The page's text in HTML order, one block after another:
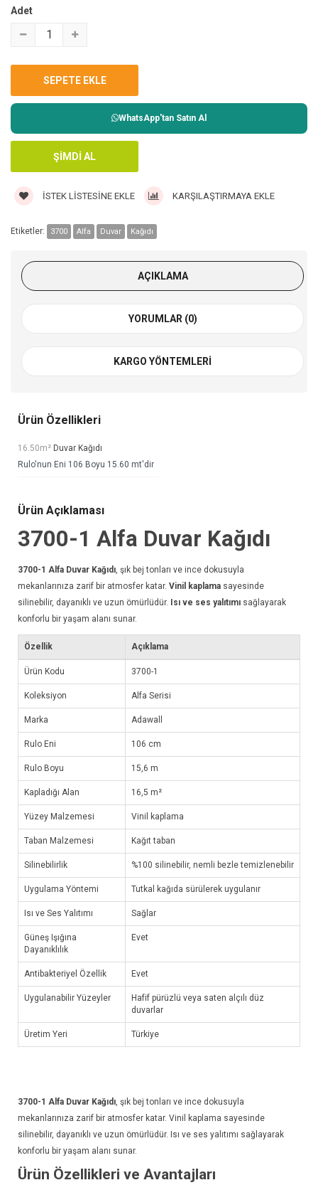
Adet
WhatsApp'tan Satın Al
İSTEK LISTESINE EKLE KARŞILAŞTIRMAYA EKLE
Etiketler: 3700 Alfa Duvar Kağıdı
AÇIKLAMA
YORUMLAR (0)
KARGO YÖNTEMLERI
Ürün Özellikleri
16.50m² Duvar Kağıdı
Rulo'nun Eni 106 Boyu 15.60 mt'dir
Ürün Açıklaması
3700-1 Alfa Duvar Kağıdı
3700-1 Alfa Duvar Kağıdı , şık bej tonları ve ince dokusuyla
mekanlarınıza zarif bir atmosfer katar. Vinil kaplama sayesinde
silinebilir, dayanıklı ve uzun ömürlüdür. Isı ve ses yalıtımı sağlayarak
konforlu bir yaşam alanı sunar.
Özellik Açıklama
Ürün Kodu 3700-1
Koleksiyon Alfa Serisi
Marka Adawall
Rulo Eni 106 cm
Rulo Boyu 15,6 m
Kapladığı Alan 16,5 m²
Yüzey Malzemesi Vinil kaplama
Taban Malzemesi Kağıt taban
Silinebilirlik %100 silinebilir, nemli bezle temizlenebilir
Uygulama Yöntemi Tutkal kağıda sürülerek uygulanır
Isı ve Ses Yalıtımı Sağlar
Güneş Işığına
Dayanıklılık
Evet
Antibakteriyel Özellik Evet
Uygulanabilir Yüzeyler
Hafif pürüzlü veya saten alçılı düz
duvarlar
Üretim Yeri Türkiye
3700-1 Alfa Duvar Kağıdı , şık bej tonları ve ince dokusuyla
mekanlarınıza zarif bir atmosfer katar. Vinil kaplama sayesinde
silinebilir, dayanıklı ve uzun ömürlüdür. Isı ve ses yalıtımı sağlayarak
konforlu bir yaşam alanı sunar.
Ürün Özellikleri ve Avantajları